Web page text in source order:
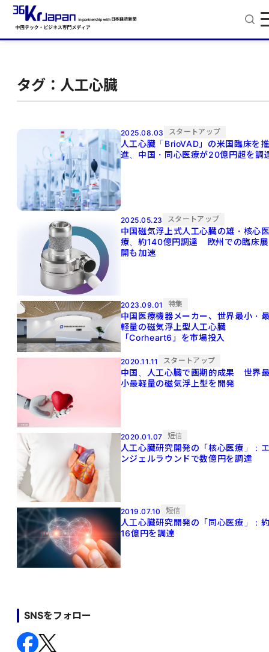
タグ：人工心臓
2025.08.03 スタートアップ
人工心臓「BrioVAD」の米国臨床を推
進、中国・同心医療が20億円超を調
2025.05.23 スタートアップ
中国磁気浮上式人工心臓の雄・核心
療、約140億円調達 欧州での臨床展
開も加速
2023.09.01 特集
中国医療機器メーカー、世界最小・
軽量の磁気浮上型人工心臓
「Corheart6」を市場投入
2020.11.11 スタートアップ
中国、人工心臓で画期的成果 世界
小最軽量の磁気浮上型を開発
2020.01.07 短信
人工心臓研究開発の「核心医療」：
ンジェルラウンドで数億円を調達
2019.07.10 短信
人工心臓研究開発の「同心医療」：
16億円を調達
SNSをフォロー